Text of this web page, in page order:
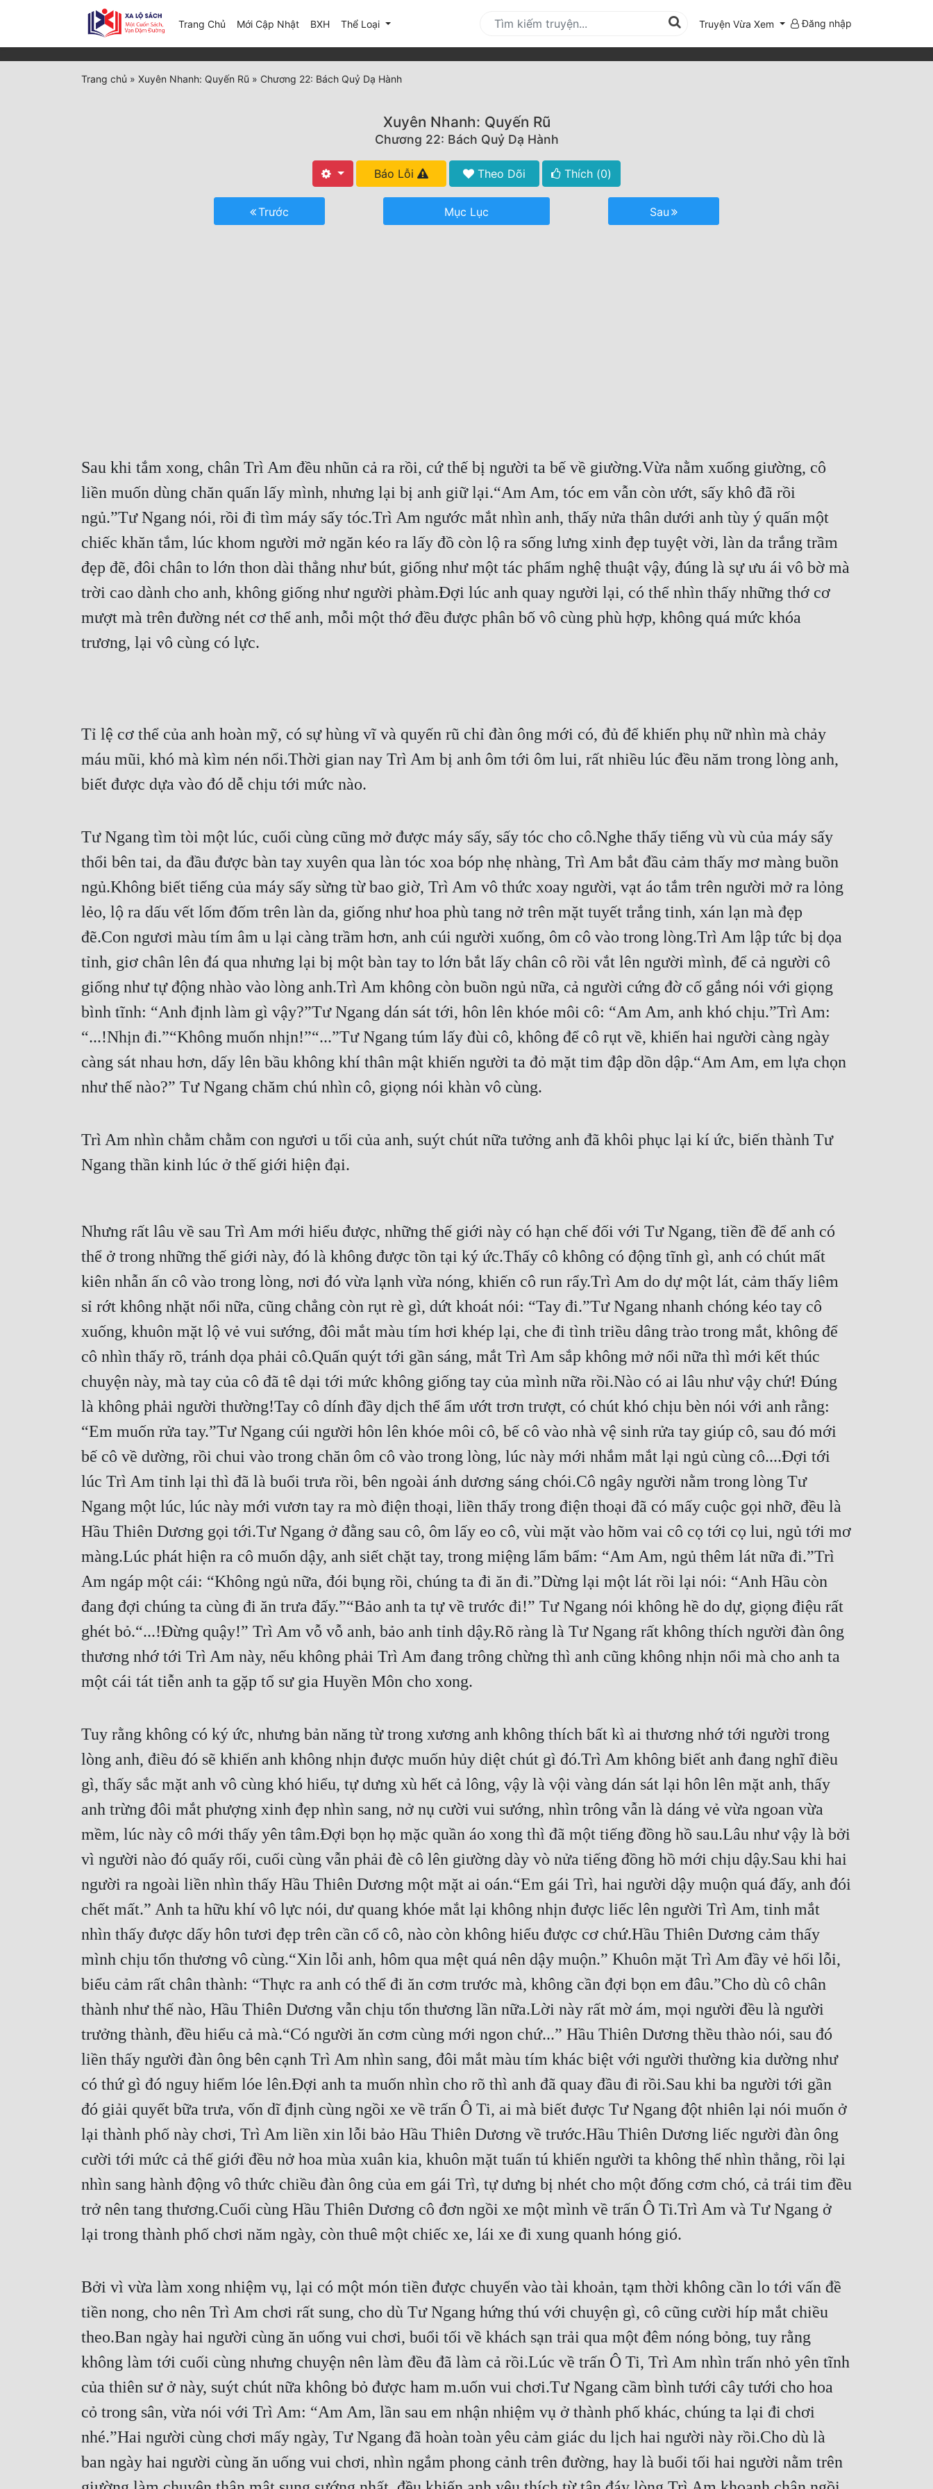
Trang Chủ Mới Cập Nhật(current)
BXH Thể Loại Truyện Vừa Xem Đăng nhập
Trang chủ » Xuyên Nhanh: Quyến Rũ » Chương 22: Bách Quỷ Dạ Hành
Xuyên Nhanh: Quyến Rũ
Chương 22: Bách Quỷ Dạ Hành
Báo Lỗi Theo Dõi Thích (0)
Trước Mục Lục Sau
Sau khi tắm xong, chân Trì Am đều nhũn cả ra rồi, cứ thế bị người ta bế về giường.Vừa nằm xuống giường, cô
liền muốn dùng chăn quấn lấy mình, nhưng lại bị anh giữ lại.“Am Am, tóc em vẫn còn ướt, sấy khô đã rồi
ngủ.”Tư Ngang nói, rồi đi tìm máy sấy tóc.Trì Am ngước mắt nhìn anh, thấy nửa thân dưới anh tùy ý quấn một
chiếc khăn tắm, lúc khom người mở ngăn kéo ra lấy đồ còn lộ ra sống lưng xinh đẹp tuyệt vời, làn da trắng trầm
đẹp đẽ, đôi chân to lớn thon dài thẳng như bút, giống như một tác phẩm nghệ thuật vậy, đúng là sự ưu ái vô bờ mà
trời cao dành cho anh, không giống như người phàm.Đợi lúc anh quay người lại, có thể nhìn thấy những thớ cơ
mượt mà trên đường nét cơ thể anh, mỗi một thớ đều được phân bố vô cùng phù hợp, không quá mức khóa
trương, lại vô cùng có lực.
Tỉ lệ cơ thể của anh hoàn mỹ, có sự hùng vĩ và quyến rũ chỉ đàn ông mới có, đủ để khiến phụ nữ nhìn mà chảy
máu mũi, khó mà kìm nén nổi.Thời gian nay Trì Am bị anh ôm tới ôm lui, rất nhiều lúc đều năm trong lòng anh,
biết được dựa vào đó dễ chịu tới mức nào.
Tư Ngang tìm tòi một lúc, cuối cùng cũng mở được máy sấy, sấy tóc cho cô.Nghe thấy tiếng vù vù của máy sấy
thổi bên tai, da đầu được bàn tay xuyên qua làn tóc xoa bóp nhẹ nhàng, Trì Am bắt đầu cảm thấy mơ màng buồn
ngủ.Không biết tiếng của máy sấy sừng từ bao giờ, Trì Am vô thức xoay người, vạt áo tắm trên người mở ra lỏng
lẻo, lộ ra dấu vết lốm đốm trên làn da, giống như hoa phù tang nở trên mặt tuyết trắng tinh, xán lạn mà đẹp
đẽ.Con ngươi màu tím âm u lại càng trầm hơn, anh cúi người xuống, ôm cô vào trong lòng.Trì Am lập tức bị dọa
tỉnh, giơ chân lên đá qua nhưng lại bị một bàn tay to lớn bắt lấy chân cô rồi vắt lên người mình, để cả người cô
giống như tự động nhào vào lòng anh.Trì Am không còn buồn ngủ nữa, cả người cứng đờ cố gắng nói với giọng
bình tĩnh: “Anh định làm gì vậy?”Tư Ngang dán sát tới, hôn lên khóe môi cô: “Am Am, anh khó chịu.”Trì Am:
“...!Nhịn đi.”“Không muốn nhịn!”“...”Tư Ngang túm lấy đùi cô, không để cô rụt về, khiến hai người càng ngày
càng sát nhau hơn, dấy lên bầu không khí thân mật khiến người ta đỏ mặt tim đập dồn dập.“Am Am, em lựa chọn
như thế nào?” Tư Ngang chăm chú nhìn cô, giọng nói khàn vô cùng.
Trì Am nhìn chằm chằm con ngươi u tối của anh, suýt chút nữa tưởng anh đã khôi phục lại kí ức, biến thành Tư
Ngang thần kinh lúc ở thế giới hiện đại.
Nhưng rất lâu về sau Trì Am mới hiểu được, những thế giới này có hạn chế đối với Tư Ngang, tiền đề để anh có
thể ở trong những thế giới này, đó là không được tồn tại ký ức.Thấy cô không có động tĩnh gì, anh có chút mất
kiên nhẫn ấn cô vào trong lòng, nơi đó vừa lạnh vừa nóng, khiến cô run rẩy.Trì Am do dự một lát, cảm thấy liêm
sỉ rớt không nhặt nổi nữa, cũng chẳng còn rụt rè gì, dứt khoát nói: “Tay đi.”Tư Ngang nhanh chóng kéo tay cô
xuống, khuôn mặt lộ vẻ vui sướng, đôi mắt màu tím hơi khép lại, che đi tình triều dâng trào trong mắt, không để
cô nhìn thấy rõ, tránh dọa phải cô.Quấn quýt tới gần sáng, mắt Trì Am sắp không mở nổi nữa thì mới kết thúc
chuyện này, mà tay của cô đã tê dại tới mức không giống tay của mình nữa rồi.Nào có ai lâu như vậy chứ! Đúng
là không phải người thường!Tay cô dính đầy dịch thể ẩm ướt trơn trượt, có chút khó chịu bèn nói với anh rằng:
“Em muốn rửa tay.”Tư Ngang cúi người hôn lên khóe môi cô, bế cô vào nhà vệ sinh rửa tay giúp cô, sau đó mới
bế cô về dường, rồi chui vào trong chăn ôm cô vào trong lòng, lúc này mới nhắm mắt lại ngủ cùng cô....Đợi tới
lúc Trì Am tỉnh lại thì đã là buổi trưa rồi, bên ngoài ánh dương sáng chói.Cô ngây người nằm trong lòng Tư
Ngang một lúc, lúc này mới vươn tay ra mò điện thoại, liền thấy trong điện thoại đã có mấy cuộc gọi nhỡ, đều là
Hầu Thiên Dương gọi tới.Tư Ngang ở đằng sau cô, ôm lấy eo cô, vùi mặt vào hõm vai cô cọ tới cọ lui, ngủ tới mơ
màng.Lúc phát hiện ra cô muốn dậy, anh siết chặt tay, trong miệng lẩm bẩm: “Am Am, ngủ thêm lát nữa đi.”Trì
Am ngáp một cái: “Không ngủ nữa, đói bụng rồi, chúng ta đi ăn đi.”Dừng lại một lát rồi lại nói: “Anh Hầu còn
đang đợi chúng ta cùng đi ăn trưa đấy.”“Bảo anh ta tự về trước đi!” Tư Ngang nói không hề do dự, giọng điệu rất
ghét bỏ.“...!Đừng quậy!” Trì Am vỗ vỗ anh, bảo anh tỉnh dậy.Rõ ràng là Tư Ngang rất không thích người đàn ông
thương nhớ tới Trì Am này, nếu không phải Trì Am đang trông chừng thì anh cũng không nhịn nổi mà cho anh ta
một cái tát tiễn anh ta gặp tổ sư gia Huyền Môn cho xong.
Tuy rằng không có ký ức, nhưng bản năng từ trong xương anh không thích bất kì ai thương nhớ tới người trong
lòng anh, điều đó sẽ khiến anh không nhịn được muốn hủy diệt chút gì đó.Trì Am không biết anh đang nghĩ điều
gì, thấy sắc mặt anh vô cùng khó hiểu, tự dưng xù hết cả lông, vậy là vội vàng dán sát lại hôn lên mặt anh, thấy
anh trừng đôi mắt phượng xinh đẹp nhìn sang, nở nụ cười vui sướng, nhìn trông vẫn là dáng vẻ vừa ngoan vừa
mềm, lúc này cô mới thấy yên tâm.Đợi bọn họ mặc quần áo xong thì đã một tiếng đồng hồ sau.Lâu như vậy là bởi
vì người nào đó quấy rối, cuối cùng vẫn phải đè cô lên giường dày vò nửa tiếng đồng hồ mới chịu dậy.Sau khi hai
người ra ngoài liền nhìn thấy Hầu Thiên Dương một mặt ai oán.“Em gái Trì, hai người dậy muộn quá đấy, anh đói
chết mất.” Anh ta hữu khí vô lực nói, dư quang khóe mắt lại không nhịn được liếc lên người Trì Am, tinh mắt
nhìn thấy được dấy hôn tươi đẹp trên cần cổ cô, nào còn không hiểu được cơ chứ.Hầu Thiên Dương cảm thấy
mình chịu tổn thương vô cùng.“Xin lỗi anh, hôm qua mệt quá nên dậy muộn.” Khuôn mặt Trì Am đầy vẻ hối lỗi,
biểu cảm rất chân thành: “Thực ra anh có thể đi ăn cơm trước mà, không cần đợi bọn em đâu.”Cho dù cô chân
thành như thế nào, Hầu Thiên Dương vẫn chịu tổn thương lần nữa.Lời này rất mờ ám, mọi người đều là người
trưởng thành, đều hiểu cả mà.“Có người ăn cơm cùng mới ngon chứ...” Hầu Thiên Dương thều thào nói, sau đó
liền thấy người đàn ông bên cạnh Trì Am nhìn sang, đôi mắt màu tím khác biệt với người thường kia dường như
có thứ gì đó nguy hiểm lóe lên.Đợi anh ta muốn nhìn cho rõ thì anh đã quay đầu đi rồi.Sau khi ba người tới gần
đó giải quyết bữa trưa, vốn dĩ định cùng ngồi xe về trấn Ô Ti, ai mà biết được Tư Ngang đột nhiên lại nói muốn ở
lại thành phố này chơi, Trì Am liền xin lỗi bảo Hầu Thiên Dương về trước.Hầu Thiên Dương liếc người đàn ông
cười tới mức cả thế giới đều nở hoa mùa xuân kia, khuôn mặt tuấn tú khiến người ta không thể nhìn thẳng, rồi lại
nhìn sang hành động vô thức chiều đàn ông của em gái Trì, tự dưng bị nhét cho một đống cơm chó, cả trái tim đều
trở nên tang thương.Cuối cùng Hầu Thiên Dương cô đơn ngồi xe một mình về trấn Ô Ti.Trì Am và Tư Ngang ở
lại trong thành phố chơi năm ngày, còn thuê một chiếc xe, lái xe đi xung quanh hóng gió.
Bởi vì vừa làm xong nhiệm vụ, lại có một món tiền được chuyển vào tài khoản, tạm thời không cần lo tới vấn đề
tiền nong, cho nên Trì Am chơi rất sung, cho dù Tư Ngang hứng thú với chuyện gì, cô cũng cười híp mắt chiều
theo.Ban ngày hai người cùng ăn uống vui chơi, buổi tối về khách sạn trải qua một đêm nóng bỏng, tuy rằng
không làm tới cuối cùng nhưng chuyện nên làm đều đã làm cả rồi.Lúc về trấn Ô Ti, Trì Am nhìn trấn nhỏ yên tĩnh
của thiên sư ở này, suýt chút nữa không bỏ được ham m.uốn vui chơi.Tư Ngang cầm bình tưới cây tưới cho hoa
cỏ trong sân, vừa nói với Trì Am: “Am Am, lần sau em nhận nhiệm vụ ở thành phố khác, chúng ta lại đi chơi
nhé.”Hai người cùng chơi mấy ngày, Tư Ngang đã hoàn toàn yêu cảm giác du lịch hai người này rồi.Cho dù là
ban ngày hai người cùng ăn uống vui chơi, nhìn ngắm phong cảnh trên đường, hay là buổi tối hai người nằm trên